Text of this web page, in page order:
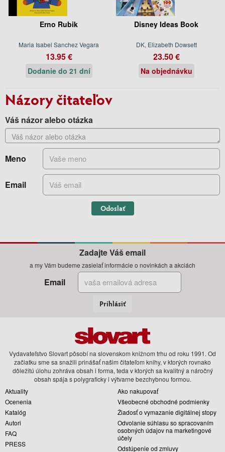
Erno Rubik
Maria Isabel Sanchez Vegara
13.95 €
Dodanie do 21 dní
Disney Ideas Book
DK, Elizabeth Dowsett
23.50 €
Na objednávku
Názory čitateľov
Váš názor alebo otázka
Meno
Email
Odoslať
Zadajte Váš email
a my Vám budeme zasielať informácie o novinkách a akciách
Email
Prihlásiť
Vydavateľstvo Slovart pôsobí na slovenskom knižnom trhu od roku 1991. Od
začiatku sme sa snažili prinášať našim čitateľom knihy, v ktorých rovnako
dôležitú úlohu zohráva obsah i forma, teda v ktorých sa kvalitný a náročný
obsah spája s polygraficky i výtvarne bezchybnou formou.
Aktuality
Ocenenia
Katalóg
Autori
FAQ
PRESS
Ako nakupovať
Všeobecné obchodné podmienky
Žiadosť o vymazanie digitálnej stopy
Odvolanie súhlasu so spracovaním
osobných údajov na marketingové
účely
Odstúpenie od zmluvy